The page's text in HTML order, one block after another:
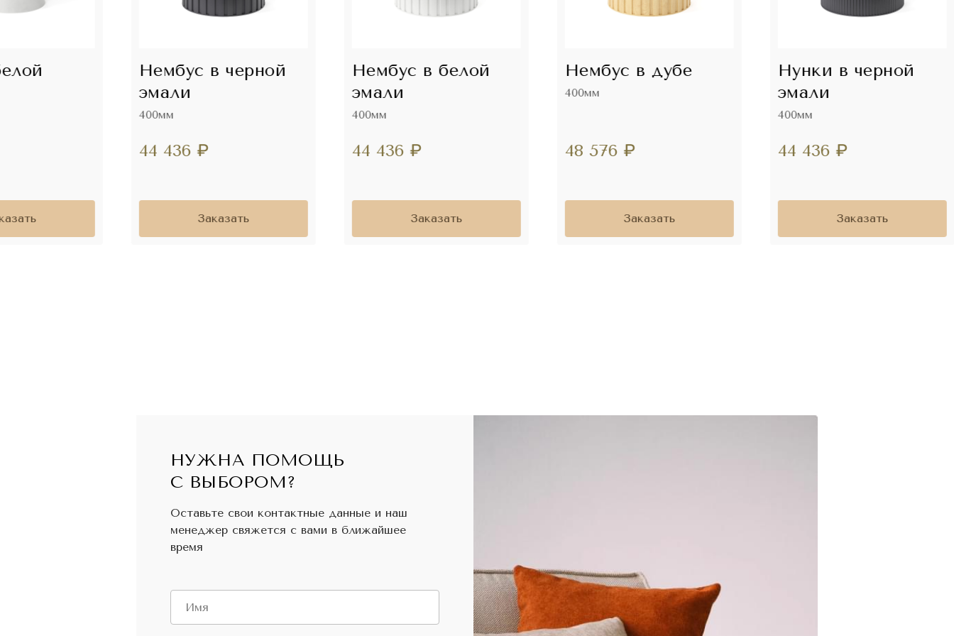
Нембус в черной
эмали
400мм
44 436 ₽
Заказать
Нембус в белой
эмали
400мм
44 436 ₽
Заказать
Нембус в дубе
400мм
48 576 ₽
Заказать
Нунки в черной
эмали
400мм
44 436 ₽
Заказать
НУЖНА ПОМОЩЬ
С ВЫБОРОМ?
Оставьте свои контактные данные и наш
менеджер свяжется с вами в ближайшее
время